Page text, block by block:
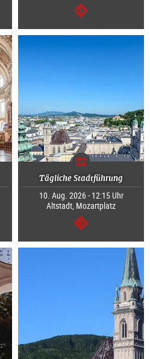
weiter
Tägliche Stadtführung
10. Aug. 2026 - 12:15 Uhr
Altstadt, Mozartplatz
weiter